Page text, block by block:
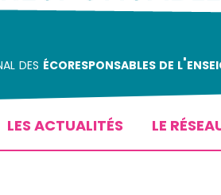
des écoresponsables de
LES ACTUALITÉS LE